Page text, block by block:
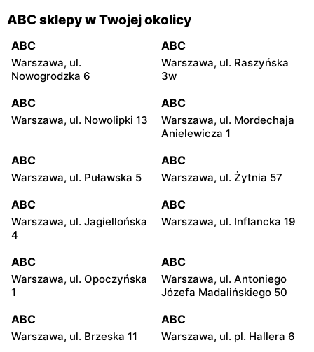
ABC sklepy w Twojej okolicy
ABC
Warszawa, ul.
Nowogrodzka 6
ABC
Warszawa, ul. Raszyńska
3w
ABC
Warszawa, ul. Nowolipki 13
ABC
Warszawa, ul. Mordechaja
Anielewicza 1
ABC
Warszawa, ul. Puławska 5
ABC
Warszawa, ul. Żytnia 57
ABC
Warszawa, ul. Jagiellońska
4
ABC
Warszawa, ul. Inflancka 19
ABC
Warszawa, ul. Opoczyńska
1
ABC
Warszawa, ul. Antoniego
Józefa Madalińskiego 50
ABC
Warszawa, ul. Brzeska 11
ABC
Warszawa, ul. pl. Hallera 6